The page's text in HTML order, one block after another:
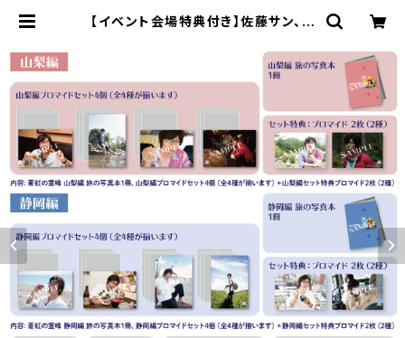
【イベント会場特典付き】佐藤サン、も
峰 コンプリートセット | SECOND L
INE ONLINE SHOP